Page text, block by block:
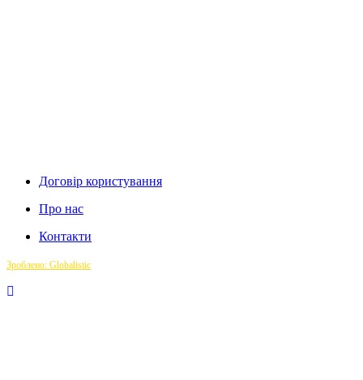
Договір користування
Про нас
Контакти
Зроблено: Globalistic